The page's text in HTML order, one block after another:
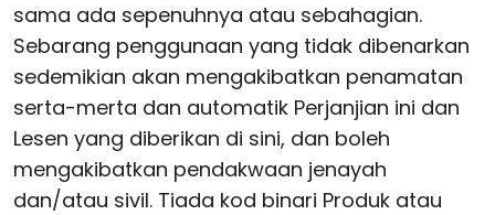
sama ada sepenuhnya atau sebahagian.
Sebarang penggunaan yang tidak dibenarkan
sedemikian akan mengakibatkan penamatan
serta-merta dan automatik Perjanjian ini dan
Lesen yang diberikan di sini, dan boleh
mengakibatkan pendakwaan jenayah
dan/atau sivil. Tiada kod binari Produk atau